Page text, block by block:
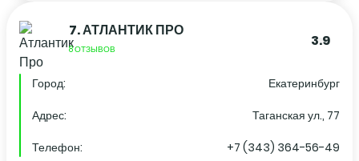
7.АТЛАНТИК ПРО
8 ОТЗЫВОВ 3.9
Город:
Екатеринбург
Адрес:
Таганская ул., 77
Телефон:
+7 (343) 364-56-49